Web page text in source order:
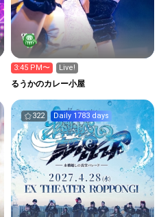
3:45 PM〜 Live!
るうかのカレー小屋
322 Daily 1783 days